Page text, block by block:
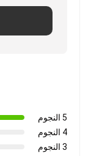
5 النجوم
4 النجوم
3 النجوم